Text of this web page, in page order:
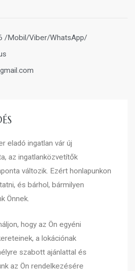
/Mobil/Viber/WhatsApp/
eladó ingatlan vár új
az ingatlanközvetítők
változik. Ezért honlapunkon
és bárhol, bármilyen
Önnek.
hogy az Ön egyéni
a lokációnak
szabott ajánlattal és
az Ön rendelkezésére